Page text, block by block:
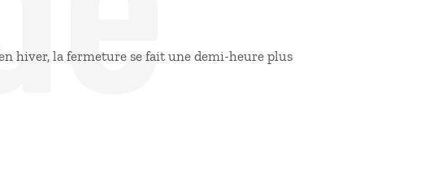
hiver, la fermeture se fait une demi-heure plus